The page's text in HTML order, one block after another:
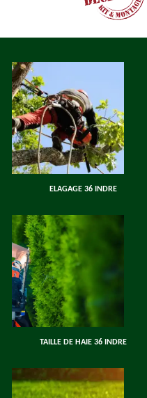
ELAGAGE 36 INDRE
TAILLE DE HAIE 36 INDRE